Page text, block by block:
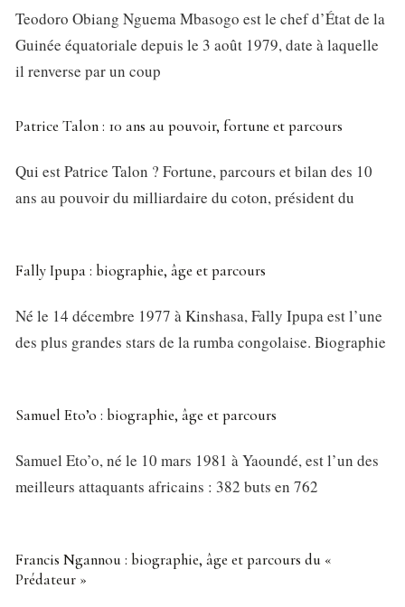
Teodoro Obiang Nguema Mbasogo est le chef d’État de la
Guinée équatoriale depuis le 3 août 1979, date à laquelle
il renverse par un coup
Patrice Talon : 10 ans au pouvoir, fortune et parcours
Qui est Patrice Talon ? Fortune, parcours et bilan des 10
ans au pouvoir du milliardaire du coton, président du
Fally Ipupa : biographie, âge et parcours
Né le 14 décembre 1977 à Kinshasa, Fally Ipupa est l’une
des plus grandes stars de la rumba congolaise. Biographie
Samuel Eto’o : biographie, âge et parcours
Samuel Eto’o, né le 10 mars 1981 à Yaoundé, est l’un des
meilleurs attaquants africains : 382 buts en 762
Francis Ngannou : biographie, âge et parcours du «
Prédateur »